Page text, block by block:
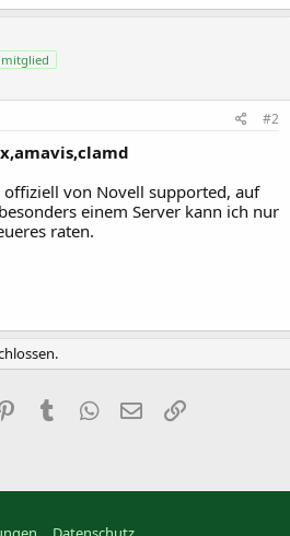
#2
offiziell von Novell supported, auf
einem Server kann ich nur
raten.
PinterestTumblr WhatsApp
E-MailLink